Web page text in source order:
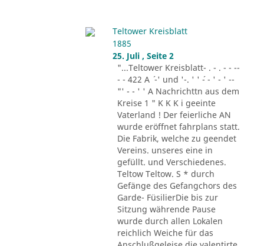
Teltower Kreisblatt
1885
25. Juli , Seite 2
"...Teltower Kreisblatt- . - . - - --
- - 422 A ´ -' und '-. ' ' ´- - ' - ' --
"' - - ' ' A Nachrichttn aus dem
Kreise 1 " K K K i geeinte
Vaterland ! Der feierliche AN
wurde eröffnet fahrplans statt.
Die Fabrik, welche zu geendet
Vereins. unseres eine in
gefüllt. und Verschiedenes.
Teltow Teltow. S * durch
Gefänge des Gefangchors des
Garde- FüsilierDie bis zur
Sitzung währende Pause
wurde durch allen Lokalen
reichlich Weiche für das